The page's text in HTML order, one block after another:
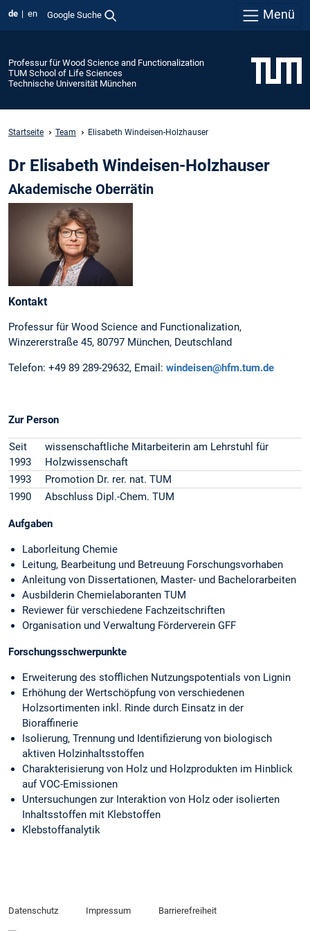
de en Google Suche Menü
Professur für Wood Science and Functionalization
TUM School of Life Sciences
Technische Universität München
Startseite Team Elisabeth Windeisen-Holzhauser
Dr Elisabeth Windeisen-Holzhauser
Akademische Oberrätin
Kontakt
Professur für Wood Science and Functionalization,
Winzererstraße 45, 80797 München, Deutschland
Telefon: +49 89 289-29632, Email: windeisen@hfm.tum.de
Zur Person
Seit
1993
wissenschaftliche Mitarbeiterin am Lehrstuhl für
Holzwissenschaft
1993
Promotion Dr. rer. nat. TUM
1990
Abschluss Dipl.-Chem. TUM
Aufgaben
Laborleitung Chemie
Leitung, Bearbeitung und Betreuung Forschungsvorhaben
Anleitung von Dissertationen, Master- und Bachelorarbeiten
Ausbilderin Chemielaboranten TUM
Reviewer für verschiedene Fachzeitschriften
Organisation und Verwaltung Förderverein GFF
Forschungsschwerpunkte
Erweiterung des stofflichen Nutzungspotentials von Lignin
Erhöhung der Wertschöpfung von verschiedenen
Holzsortimenten inkl. Rinde durch Einsatz in der
Bioraffinerie
Isolierung, Trennung und Identifizierung von biologisch
aktiven Holzinhaltsstoffen
Charakterisierung von Holz und Holzprodukten im Hinblick
auf VOC-Emissionen
Untersuchungen zur Interaktion von Holz oder isolierten
Inhaltsstoffen mit Klebstoffen
Klebstoffanalytik
Datenschutz Impressum Barrierefreiheit